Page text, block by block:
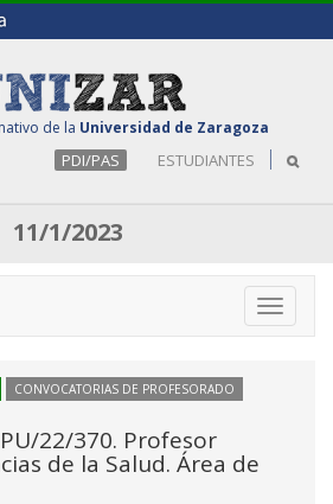
de la Universidad de Zaragoza
PDI/PAS ESTUDIANTES
11/1/2023
Toggle
CONVOCATORIAS DE PROFESORADO
22/370. Profesor
de la Salud. Área de